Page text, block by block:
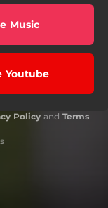
Music
Youtube
Policy and Terms